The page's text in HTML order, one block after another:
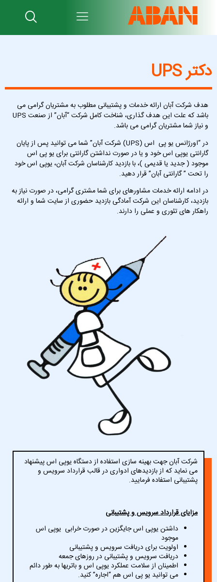
دکتر UPS
هدف شرکت آبان ارائه خدمات و پشتیبانی مطلوب به مشتریان گرامی می
باشد که علت این هدف گذاری، شناخت کامل شرکت “آبان” از صنعت UPS
و نیاز شما مشتریان گرامی می باشد.
در “اورژانس یو پی اس (UPS) شرکت آبان” شما می توانید پس از پایان
گارانتی یوپی اس خود و یا در صورت نداشتن گارانتی برای یو پی اس
موجود ( جدید یا قدیمی )، با بازدید کارشناسان شرکت آبان، یوپی اس خود
را تحت ” گارانتی آبان” قرار دهید.
در ادامه ارائه خدمات مشاورهای برای شما مشتری گرامی، در صورت نیاز به
بازدید، کارشناسان این شرکت آمادگی بازدید حضوری از سایت شما و ارائه
راهکار های تئوری و عملی را دارند.
شرکت آبان جهت بهینه سازی استفاده از دستگاه یوپی اس پیشنهاد
می نماید که از بازدیدهای ادواری در قالب قرارداد سرویس و
پشتیبانی استفاده فرمایید.
مزایای قرارداد سرویس و پشتیبانی
داشتن یوپی اس جایگزین در صورت خرابی یوپی اس
موجود
اولویت برای دریافت سرویس و پشتیبانی
دریافت سرویس و پشتیبانی در روزهای جمعه
اطمینان از سلامت عملکرد یوپی اس و باتریها به طور دائم
می توانید یو پی اس هم “اجاره” کنید.